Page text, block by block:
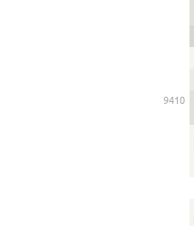
9410